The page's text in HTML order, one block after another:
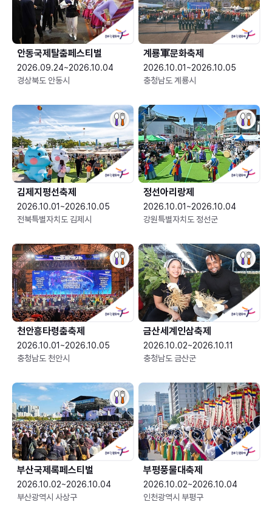
안동국제탈춤페스티벌
2026.09.24~2026.10.04
경상북도 안동시
2026.10.01~2026.10.05
충청남도 계룡시
김제지평선축제
2026.10.01~2026.10.05
전북특별자치도 김제시
정선아리랑제
2026.10.01~2026.10.04
강원특별자치도 정선군
천안흥타령춤축제
2026.10.01~2026.10.05
충청남도 천안시
금산세계인삼축제
2026.10.02~2026.10.11
충청남도 금산군
부산국제록페스티벌
2026.10.02~2026.10.04
부산광역시 사상구
부평풍물대축제
2026.10.02~2026.10.04
인천광역시 부평구